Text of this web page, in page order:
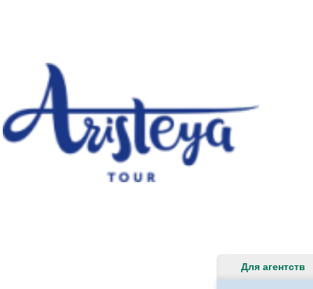
Для агентств